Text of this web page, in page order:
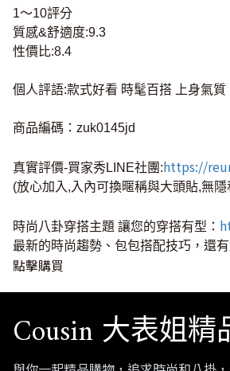
1～10評分
質感&舒適度:9.3
性價比:8.4
個人評語:款式好看 時髦百搭 上身氣質
商品編碼：zuk0145jd
真實評價-買家秀LINE社團:https://
(放心加入,入內可換暱稱與大頭貼,無隱
時尚八卦穿搭主題 讓您的穿搭有型：
最新的時尚趨勢、包包搭配技巧，還
點擊購買
Cousin 大表姐精